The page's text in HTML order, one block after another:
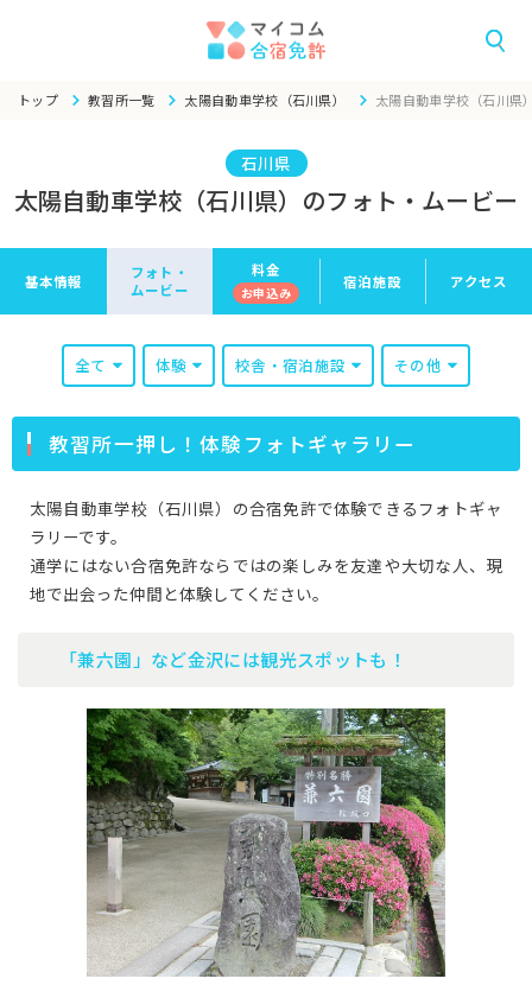
トップ 教習所一覧 太陽自動車学校（石川県） 太陽自動車学校（石川県
石川県
太陽自動車学校（石川県）のフォト・ムービー
基本情報
フォト・
ムービー
料金
お申込み
宿泊施設 アクセス
全て 体験 校舎・宿泊施設 その他
教習所一押し！体験フォトギャラリー
太陽自動車学校（石川県）の合宿免許で体験できるフォトギャ
ラリーです。
通学にはない合宿免許ならではの楽しみを友達や大切な人、現
地で出会った仲間と体験してください。
「兼六園」など金沢には観光スポットも！